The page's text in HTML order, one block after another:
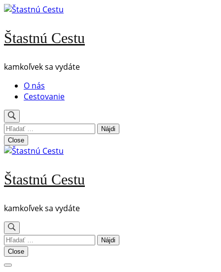
Skip
content
(Press
Štastnú Cestu
kamkoľvek sa vydáte
O nás
Cestovanie
Hľadať:
Close
Štastnú Cestu
kamkoľvek sa vydáte
Hľadať:
Close